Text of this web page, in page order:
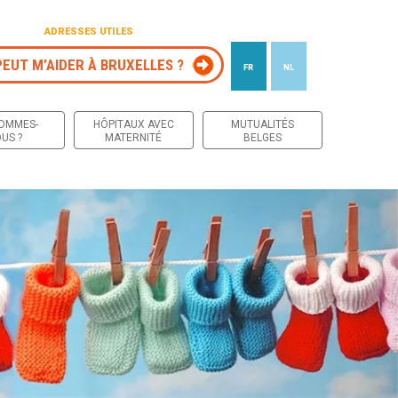
ADRESSES UTILES
M’AIDER À BRUXELLES ? FR NL
?
HÔPITAUX AVEC
MATERNITÉ
MUTUALITÉS
BELGES